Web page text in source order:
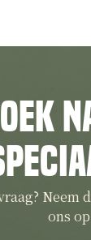
Neem
ons